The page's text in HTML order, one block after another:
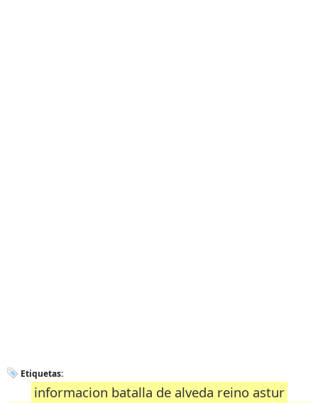
Etiquetas:
informacion batalla de alveda reino astur